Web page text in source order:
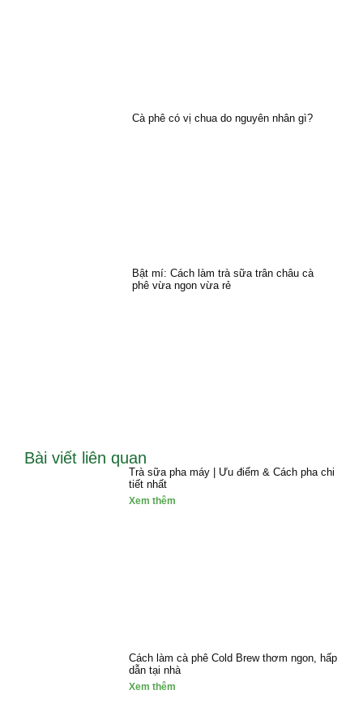
Cà phê có vị chua do nguyên nhân gì?
Bật mí: Cách làm trà sữa trân châu cà
phê vừa ngon vừa rẻ
Bài viết liên quan
Trà sữa pha máy | Ưu điểm & Cách pha chi
tiết nhất
Xem thêm
Cách làm cà phê Cold Brew thơm ngon, hấp
dẫn tại nhà
Xem thêm